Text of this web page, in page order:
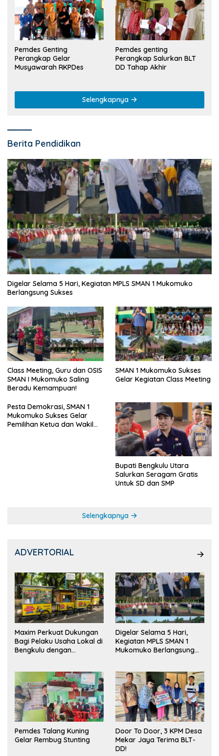
Pemdes Genting
Perangkap Gelar
Musyawarah RKPDes
Pemdes genting
Perangkap Salurkan BLT
DD Tahap Akhir
Selengkapnya
Berita Pendidikan
Digelar Selama 5 Hari, Kegiatan MPLS SMAN 1 Mukomuko
Berlangsung Sukses
Class Meeting, Guru dan OSIS
SMAN I Mukomuko Saling
Beradu Kemampuan!
SMAN 1 Mukomuko Sukses
Gelar Kegiatan Class Meeting
Pesta Demokrasi, SMAN 1
Mukomuko Sukses Gelar
Pemilihan Ketua dan Wakil
Bupati Bengkulu Utara
Salurkan Seragam Gratis
Untuk SD dan SMP
Selengkapnya
ADVERTORIAL
Maxim Perkuat Dukungan
Bagi Pelaku Usaha Lokal di
Bengkulu dengan
Pasar
Digelar Selama 5 Hari,
Kegiatan MPLS SMAN 1
Mukomuko Berlangsung
Pemdes Talang Kuning
Gelar Rembug Stunting
Door To Door, 3 KPM Desa
Mekar Jaya Terima BLT-
DD!